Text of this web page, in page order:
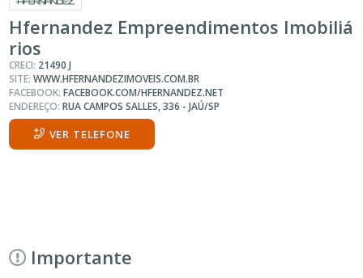
Hfernandez Empreendimentos Imobiliá
rios
CRECI: 21490 J
SITE:WWW.HFERNANDEZIMOVEIS.COM.BR
FACEBOOK:FACEBOOK.COM/HFERNANDEZ.NET
ENDEREÇO:RUA CAMPOS SALLES, 336 - JAÚ/SP
VER TELEFONE
Importante